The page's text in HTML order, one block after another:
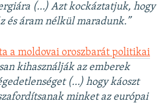
(…) Azt kockáztatjuk, hogy
és áram nélkül maradunk.”
a moldovai oroszbarát politikai
kihasználják az emberek
(…) hogy káoszt
minket az európai